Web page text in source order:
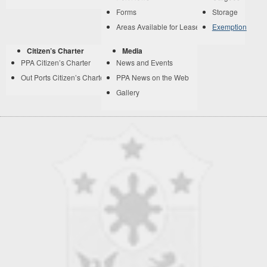
Forms
Areas Available for Lease
Storage
Exemption
Citizen’s Charter
PPA Citizen’s Charter
Out Ports Citizen’s Charter
Media
News and Events
PPA News on the Web
Gallery